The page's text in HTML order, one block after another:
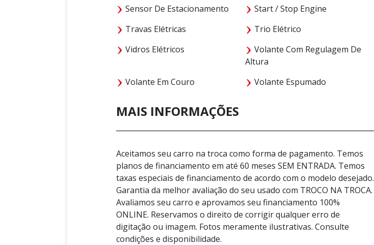
Sensor De Estacionamento
Start / Stop Engine
Travas Elétricas
Trio Elétrico
Vidros Elétricos
Volante Com Regulagem De
Altura
Volante Em Couro
Volante Espumado
MAIS INFORMAÇÕES
Aceitamos seu carro na troca como forma de pagamento. Temos
planos de financiamento em até 60 meses SEM ENTRADA. Temos
taxas especiais de financiamento de acordo com o modelo desejado.
Garantia da melhor avaliação do seu usado com TROCO NA TROCA.
Avaliamos seu carro e aprovamos seu financiamento 100%
ONLINE. Reservamos o direito de corrigir qualquer erro de
digitação ou imagem. Fotos meramente ilustrativas. Consulte
condições e disponibilidade.